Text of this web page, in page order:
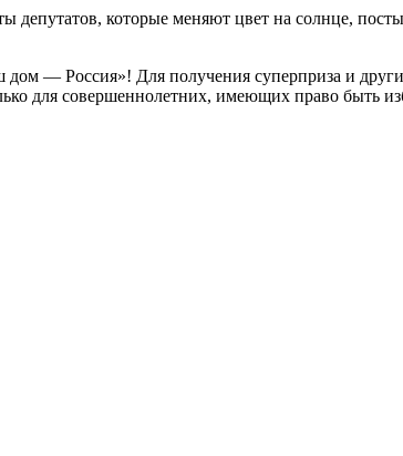
депутатов, которые меняют цвет на солнце,
— Россия»! Для получения суперприза и
для совершеннолетних, имеющих право быть